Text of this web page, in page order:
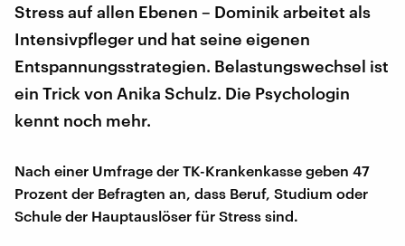
Stress auf allen Ebenen – Dominik arbeitet als
Intensivpfleger und hat seine eigenen
Entspannungsstrategien. Belastungswechsel ist
ein Trick von Anika Schulz. Die Psychologin
kennt noch mehr.
Nach einer Umfrage der TK-Krankenkasse geben 47
Prozent der Befragten an, dass Beruf, Studium oder
Schule der Hauptauslöser für Stress sind.